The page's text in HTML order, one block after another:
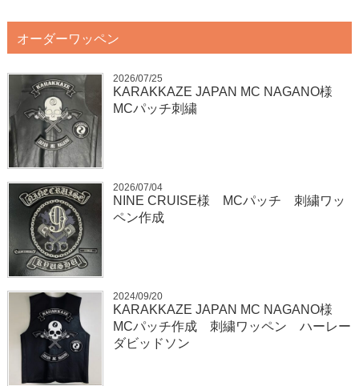
オーダーワッペン
2026/07/25
KARAKKAZE JAPAN MC NAGANO様
MCパッチ刺繍
2026/07/04
NINE CRUISE様 MCパッチ 刺繍ワッ
ペン作成
2024/09/20
KARAKKAZE JAPAN MC NAGANO様
MCパッチ作成 刺繍ワッペン ハーレー
ダビッドソン